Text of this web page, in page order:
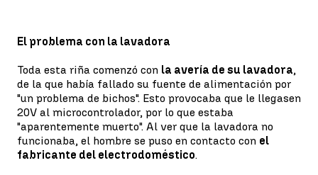
El problema con la lavadora
Toda esta riña comenzó con la avería de su lavadora,
de la que había fallado su fuente de alimentación por
"un problema de bichos". Esto provocaba que le llegasen
20V al microcontrolador, por lo que estaba
"aparentemente muerto". Al ver que la lavadora no
funcionaba, el hombre se puso en contacto con el
fabricante del electrodoméstico.